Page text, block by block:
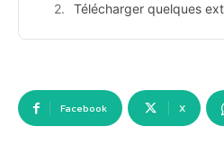
Télécharger quelques
Facebook X